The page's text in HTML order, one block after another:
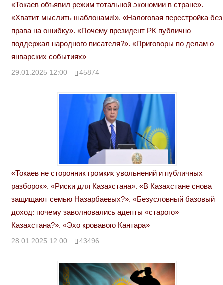
«Токаев объявил режим тотальной экономии в стране».
«Хватит мыслить шаблонами!». «Налоговая перестройка без
права на ошибку». «Почему президент РК публично
поддержал народного писателя?». «Приговоры по делам о
январских событиях»
29.01.2025 12:00 45874
«Токаев не сторонник громких увольнений и публичных
разборок». «Риски для Казахстана». «В Казахстане снова
защищают семью Назарбаевых?». «Безусловный базовый
доход: почему заволновались адепты «старого»
Казахстана?». «Эхо кровавого Кантара»
28.01.2025 12:00 43496